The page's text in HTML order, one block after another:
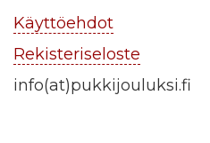
Käyttöehdot
Rekisteriseloste
info(at)pukkijouluksi.fi